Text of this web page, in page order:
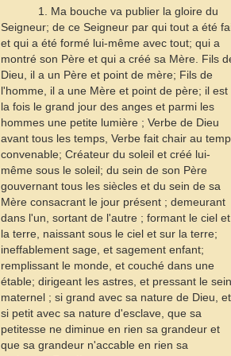
1. Ma bouche va publier la gloire du
Seigneur; de ce Seigneur par qui tout a été
et qui a été formé lui-même avec tout; qui a
montré son Père et qui a créé sa Mère. Fils
Dieu, il a un Père et point de mère; Fils de
l'homme, il a une Mère et point de père; il est
la fois le grand jour des anges et parmi les
hommes une petite lumière ; Verbe de Dieu
avant tous les temps, Verbe fait chair au
convenable; Créateur du soleil et créé lui-
même sous le soleil; du sein de son Père
gouvernant tous les siècles et du sein de sa
Mère consacrant le jour présent ; demeurant
dans l'un, sortant de l'autre ; formant le ciel et
la terre, naissant sous le ciel et sur la terre;
ineffablement sage, et sagement enfant;
remplissant le monde, et couché dans une
étable; dirigeant les astres, et pressant le sein
maternel ; si grand avec sa nature de Dieu, et
si petit avec sa nature d'esclave, que sa
petitesse ne diminue en rien sa grandeur et
que sa grandeur n'accable en rien sa